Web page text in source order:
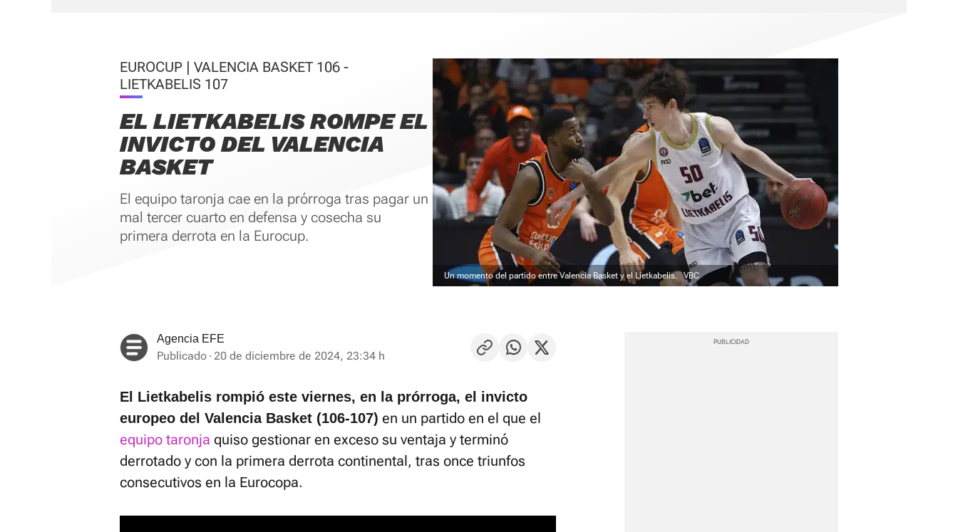
EUROCUP | VALENCIA BASKET 106 -
LIETKABELIS 107
EL LIETKABELIS ROMPE EL
INVICTO DEL VALENCIA
BASKET
El equipo taronja cae en la prórroga tras pagar un
mal tercer cuarto en defensa y cosecha su
primera derrota en la Eurocup.
Un momento del partido entre Valencia Basket y el Lietkabelis. VBC
Agencia EFE
Publicado 20 de diciembre de 2024, 23:34 h
El Lietkabelis rompió este viernes, en la prórroga, el invicto
europeo del Valencia Basket (106-107) en un partido en el que el
equipo taronja quiso gestionar en exceso su ventaja y terminó
derrotado y con la primera derrota continental, tras once triunfos
consecutivos en la Eurocopa.